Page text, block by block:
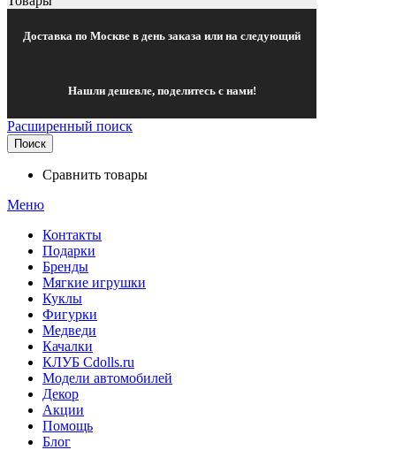
Доставка по Москве в день заказа или на следующий
Нашли дешевле, поделитесь с нами!
Расширенный поиск
Поиск
Сравнить товары
Меню
Контакты
Подарки
Бренды
Мягкие игрушки
Куклы
Фигурки
Медведи
Качалки
КЛУБ Cdolls.ru
Модели автомобилей
Декор
Акции
Помощь
Блог